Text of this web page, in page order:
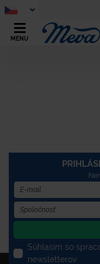
MENU
Súhlasím so
newsletterov